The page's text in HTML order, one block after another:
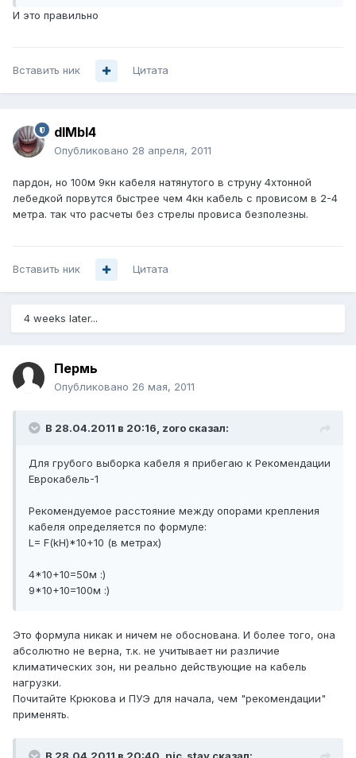
И это правильно
Вставить ник Цитата
dIMbI4
Опубликовано 28 апреля, 2011
пардон, но 100м 9кн кабеля натянутого в струну 4хтонной
лебедкой порвутся быстрее чем 4кн кабель с провисом в 2-4
метра. так что расчеты без стрелы провиса безполезны.
Вставить ник Цитата
4 weeks later...
Пермь
Опубликовано 26 мая, 2011
В 28.04.2011 в 20:16, zoro сказал:
Для грубого выборка кабеля я прибегаю к Рекомендации
Еврокабель-1
Рекомендуемое расстояние между опорами крепления
кабеля определяется по формуле:
L= F(kH)*10+10 (в метрах)
4*10+10=50м :)
9*10+10=100м :)
Это формула никак и ничем не обоснована. И более того, она
абсолютно не верна, т.к. не учитывает ни различие
климатических зон, ни реально действующие на кабель
нагрузки.
Почитайте Крюкова и ПУЭ для начала, чем "рекомендации"
применять.